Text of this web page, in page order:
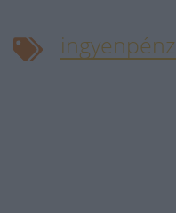
ingyenpénz